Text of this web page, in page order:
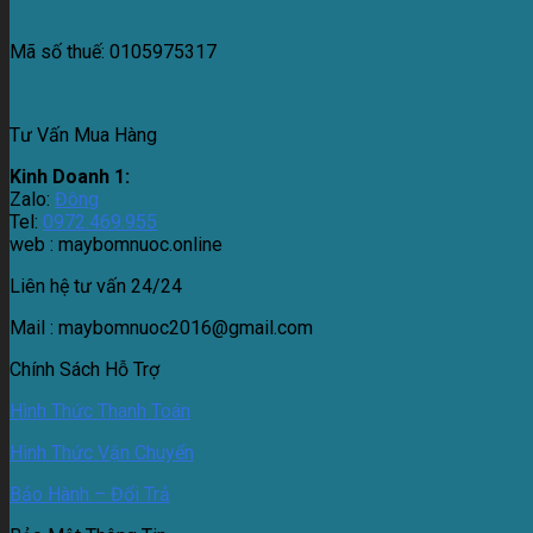
Mã số thuế: 0105975317
Tư Vấn Mua Hàng
Kinh Doanh 1:
Zalo: Đông
Tel: 0972.469.955
web : maybomnuoc.online
Liên hệ tư vấn 24/24
Mail : maybomnuoc2016@gmail.com
Chính Sách Hỗ Trợ
Hình Thức Thanh Toán
Hình Thức Vận Chuyển
Bảo Hành – Đổi Trả